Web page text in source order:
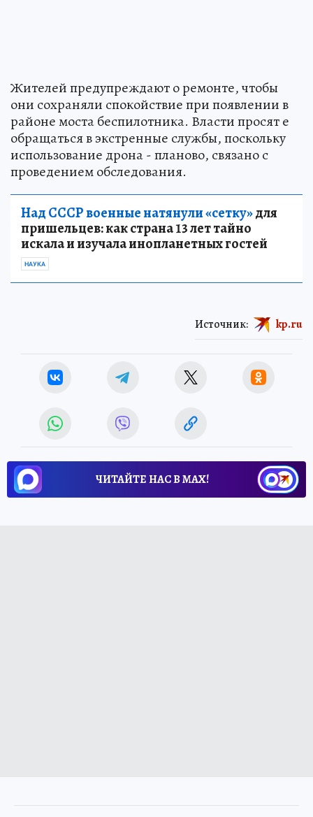
Жителей предупреждают о ремонте, чтобы
они сохраняли спокойствие при появлении в
районе моста беспилотника. Власти просят е
обращаться в экстренные службы, поскольку
использование дрона - планово, связано с
проведением обследования.
Над СССР военные натянули «сетку»для
пришельцев: как страна 13 лет тайно
искала и изучала инопланетных гостей
НАУКА
Источник: kp.ru
ЧИТАЙТЕ НАС В МАХ!